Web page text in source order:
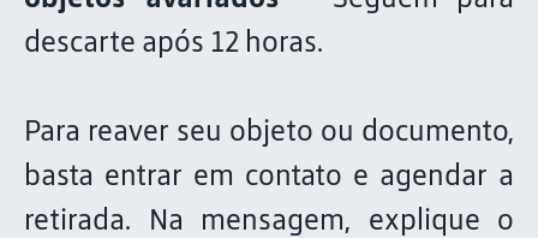
descarte após 12 horas.
Para reaver seu objeto ou documento,
basta entrar em contato e agendar a
retirada. Na mensagem, explique o